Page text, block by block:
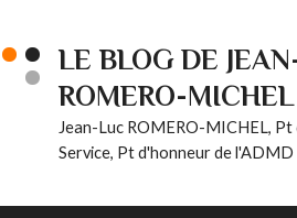
LE BLOG DE
ROMERO-MICHEL
Jean-Luc ROMERO-MICHEL, Pt
Service, Pt d'honneur de l'ADMD